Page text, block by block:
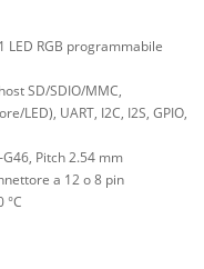
RGB programmabile
SD/SDIO/MMC,
LED), UART, I2C, I2S, GPIO,
Pitch 2.54 mm
a 12 o 8 pin
°C